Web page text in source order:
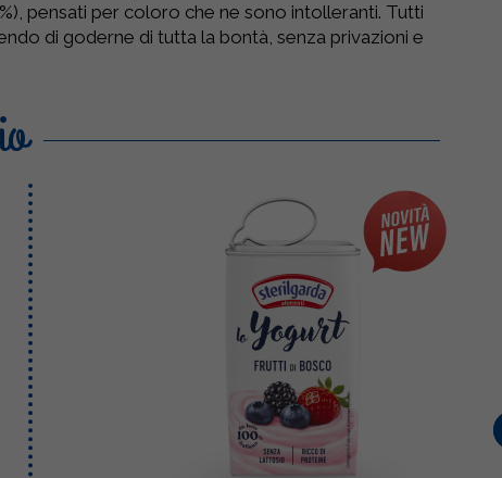
pensati per coloro che ne sono intolleranti. Tutti
di goderne di tutta la bontà, senza privazioni e